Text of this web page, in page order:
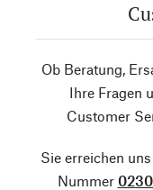
Ob Beratung,
Ihre Fragen
Customer
Sie erreichen
Nummer